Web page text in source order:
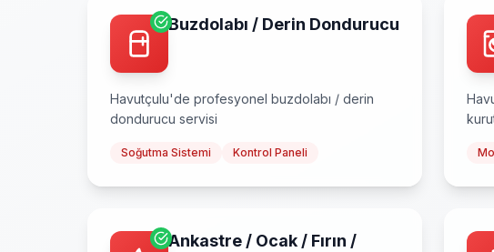
Buzdolabı / Derin Dondurucu
Havutçulu'de profesyonel buzdolabı / derin
dondurucu servisi
Soğutma Sistemi Kontrol Paneli
Ankastre / Ocak / Fırın /